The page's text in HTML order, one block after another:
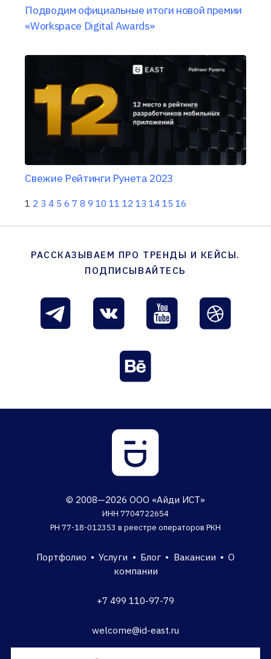
Подводим официальные итоги новой премии
«Workspace Digital Awards»
Свежие Рейтинги Рунета 2023
1 2 3 4 5 6 7 8 9 10 11 12 13 14 15 16
РАССКАЗЫВАЕМ ПРО ТРЕНДЫ И КЕЙСЫ.
ПОДПИСЫВАЙТЕСЬ
© 2008—2026 ООО «Айди ИСТ»
ИНН 7704722654
РН 77-18-012353 в реестре операторов РКН
Портфолио • Услуги • Блог • Вакансии • О
компании
+7 499 110-97-79
welcome@id-east.ru